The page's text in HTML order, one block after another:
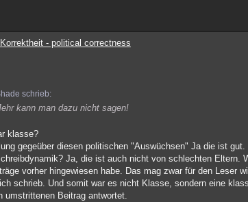
- political correctness
schrieb:
kann man dazu nicht sagen!
klasse?
gegeüber diesen politischen "Auswüchsen" Ja die ist gut.
Ja, die ist auch nicht von schlechten
vorher hingewiesen habe. Das mag zwar für den Leser
schrieb. Und somit war es nicht Klasse, sondern eine
umstrittenen Beitrag antwortet.